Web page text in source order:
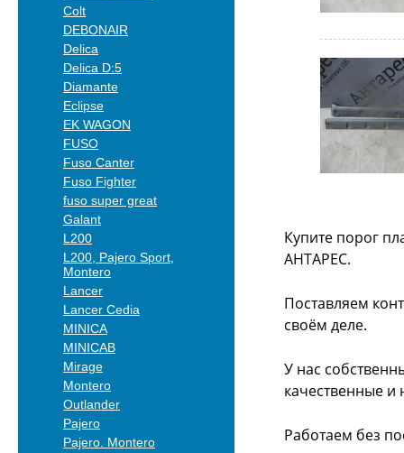
Colt
DEBONAIR
Delica
Delica D:5
Diamante
Eclipse
EK WAGON
FUSO
Fuso Canter
Fuso Fighter
fuso super great
Galant
L200
L200, Pajero Sport,
Montero
Lancer
Lancer Cedia
MINICA
MINICAB
Mirage
Montero
Outlander
Pajero
Pajero. Montero
Купите порог
АНТАРЕС.
Поставляем
своём деле.
У нас
качественные и
Работаем без